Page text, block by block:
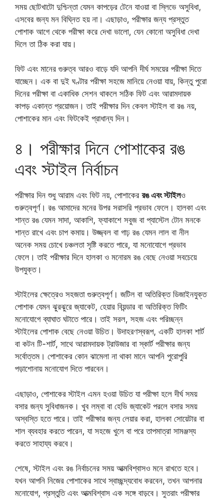
সময় ছোটখাটো দুশ্চিন্তা যেমন কাপড়ের টেনে যাওয়া বা স্লিভে অসুবিধা,
এসবের জন্য মন বিঘ্নিত হয় না। এছাড়াও, পরীক্ষার জন্য প্রস্তুত
পোশাক আগে থেকে পরীক্ষা করে দেখা ভালো, যেন কোনো অসুবিধা দেখা
দিলে তা ঠিক করা যায়।
ফিট এবং মানের গুরুত্ব আরও বাড়ে যদি আপনি দীর্ঘ সময়ের পরীক্ষা দিতে
যাচ্ছেন। এক বা দুই ঘণ্টার পরীক্ষা সহজে মানিয়ে নেওয়া যায়, কিন্তু পুরো
দিনের পরীক্ষা বা একাধিক সেশন থাকলে সঠিক ফিট এবং আরামদায়ক
কাপড় একান্ত প্রয়োজন। তাই পরীক্ষার দিন কেবল স্টাইল বা রঙ নয়,
পোশাকের মান এবং ফিটকেই প্রাধান্য দিন।
৪। পরীক্ষার দিনে পোশাকের রঙ
এবং স্টাইল নির্বাচন
পরীক্ষার দিন শুধু আরাম এবং ফিট নয়, পোশাকের রঙ এবং স্টাইলও
গুরুত্বপূর্ণ। রঙ আমাদের মনের উপর সরাসরি প্রভাব ফেলে। হালকা এবং
শান্ত রঙ যেমন সাদা, আকাশি, ফ্যাকাশে সবুজ বা প্যাস্টেল টোন মনকে
শান্ত রাখে এবং চাপ কমায়। উজ্জ্বল বা গাঢ় রঙ যেমন লাল বা নীল
অনেক সময় চোখে চঞ্চলতা সৃষ্টি করতে পারে, যা মনোযোগে প্রভাব
ফেলে। তাই পরীক্ষার দিনে হালকা ও মনোরম রঙ বেছে নেওয়া সবচেয়ে
উপযুক্ত।
স্টাইলের ক্ষেত্রেও সহজতা গুরুত্বপূর্ণ। জটিল বা অতিরিক্ত ডিজাইনযুক্ত
পোশাক যেমন ঝুরঝুরে জ্যাকেট, হেয়ার বিয়ন্ডার বা অতিরিক্ত ফিটিং
মনোযোগে ব্যাঘাত ঘটাতে পারে। তাই সরল, সহজ এবং পরিচ্ছন্ন
স্টাইলের পোশাক বেছে নেওয়া উচিত। উদাহরণস্বরূপ, একটি হালকা শার্ট
বা কটন টি-শার্ট, সাথে আরামদায়ক ট্রাউজার বা স্কার্ট পরীক্ষার জন্য
সর্বোত্তম। পোশাকের কোন ঝামেলা না থাকা মানে আপনি পুরোপুরি
পড়াশোনায় মনোযোগ দিতে পারবেন।
এছাড়াও, পোশাকের স্টাইল এমন হওয়া উচিত যা পরীক্ষা হলে দীর্ঘ সময়
বসার জন্য সুবিধাজনক। খুব লম্বা বা হেভি জ্যাকেট পরলে বসার সময়
অস্বস্তি হতে পারে। তাই পরীক্ষার জন্য লেয়ার করা, হালকা সোয়েটার বা
শাল ব্যবহার করতে পারেন, যা সহজে খুলে বা পরে তাপমাত্রা সামঞ্জস্য
করতে সাহায্য করবে।
শেষে, স্টাইল এবং রঙ নির্বাচনের সময় আত্মবিশ্বাসও মনে রাখতে হবে।
যখন আপনি নিজের পোশাকের সাথে স্বাচ্ছন্দ্যবোধ করবেন, তখন আপনার
মনোযোগ, প্রস্তুতি এবং আত্মবিশ্বাস এক সঙ্গে বাড়বে। সুতরাং পরীক্ষার